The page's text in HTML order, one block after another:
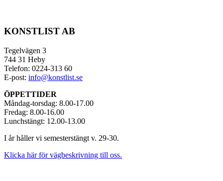
KONSTLIST AB
Tegelvägen 3
744 31 Heby
Telefon: 0224-313 60
E-post: info@konstlist.se
ÖPPETTIDER
Måndag-torsdag: 8.00-17.00
Fredag: 8.00-16.00
Lunchstängt: 12.00-13.00
I år håller vi semesterstängt v. 29-30.
Klicka här för vägbeskrivning till oss.